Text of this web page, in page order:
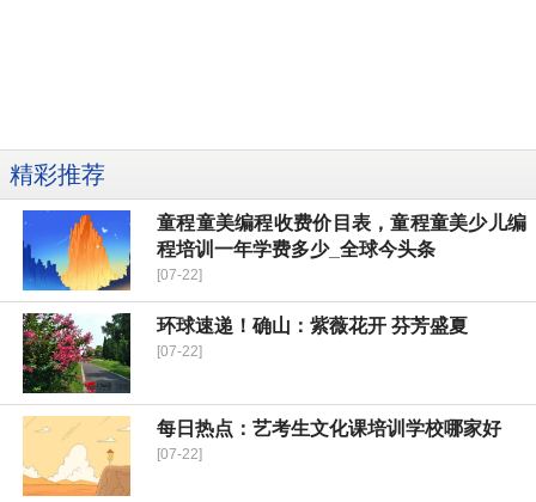
精彩推荐
童程童美编程收费价目表，童程童美少儿编
程培训一年学费多少_全球今头条
[07-22]
环球速递！确山：紫薇花开 芬芳盛夏
[07-22]
每日热点：艺考生文化课培训学校哪家好
[07-22]